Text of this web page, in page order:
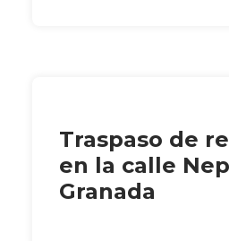
Traspaso de
en la calle
Granada